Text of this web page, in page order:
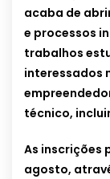
acaba de
e processos
trabalhos
interessados
técnico,
As inscrições
agosto,